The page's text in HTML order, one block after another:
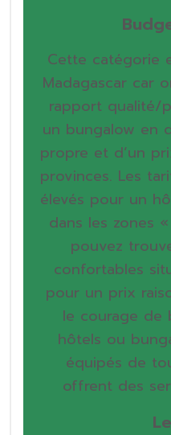
Cette catégorie
Madagascar car
rapport qualité/
un bungalow en
propre et d’un
provinces. Les
élevés pour un
dans les zones
pouvez
confortables
pour un prix
le courage de
hôtels ou
équipés de
offrent des